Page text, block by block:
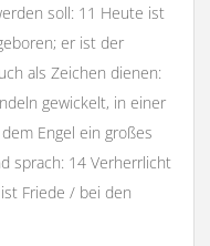
soll: 11 Heute ist
er ist der
als Zeichen dienen:
gewickelt, in einer
Engel ein großes
sprach: 14 Verherrlicht
Friede / bei den